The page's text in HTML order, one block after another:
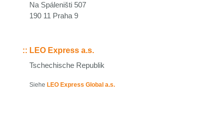
Na Spáleništi 507
190 11 Praha 9
:: LEO Express a.s.
Tschechische Republik
Siehe LEO Express Global a.s.